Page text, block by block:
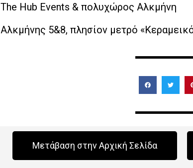
The Hub Events & πολυχώρος Αλκμήνη
Αλκμήνης 5&8, πλησίον μετρό
Μετάβαση στην Αρχική Σελίδα